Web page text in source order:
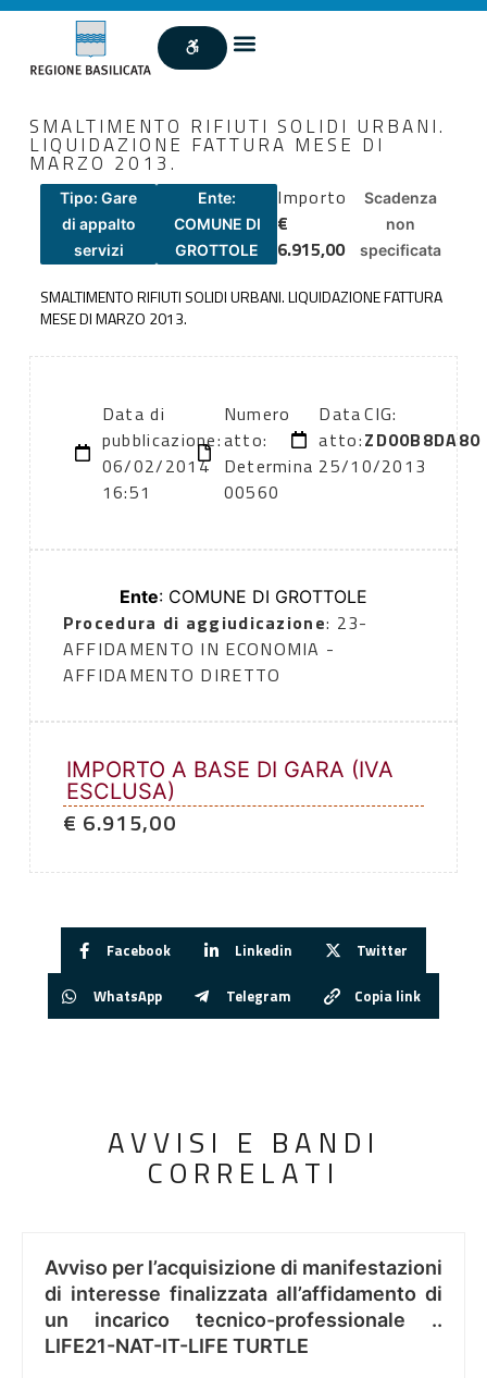
SMALTIMENTO RIFIUTI SOLIDI URBANI.
LIQUIDAZIONE FATTURA MESE DI
MARZO 2013.
Tipo: Gare
di appalto
servizi
Ente:
COMUNE DI
GROTTOLE
Importo
€
6.915,00
Scadenza
non
specificata
SMALTIMENTO RIFIUTI SOLIDI URBANI. LIQUIDAZIONE FATTURA
MESE DI MARZO 2013.
Data di
pubblicazione:
06/02/2014
16:51
Numero
atto:
Determina
00560
Data
atto:
25/10/2013
CIG:
ZD00B8DA80
Ente: COMUNE DI GROTTOLE
Procedura di aggiudicazione: 23-
AFFIDAMENTO IN ECONOMIA -
AFFIDAMENTO DIRETTO
IMPORTO A BASE DI GARA (IVA
ESCLUSA)
€ 6.915,00
Facebook Linkedin Twitter
WhatsApp Telegram Copia link
AVVISI E BANDI
CORRELATI
Avviso per l’acquisizione di manifestazioni
di interesse finalizzata all’affidamento di
un incarico tecnico-professionale ..
LIFE21-NAT-IT-LIFE TURTLE